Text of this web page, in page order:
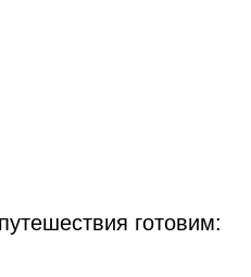
готовим: